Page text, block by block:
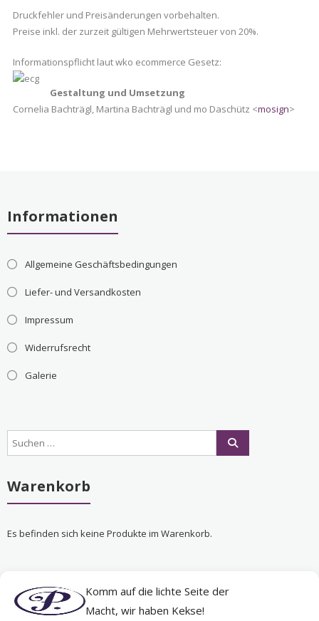
Komm auf die lichte Seite der
Macht, wir haben Kekse!
Druckfehler und Preisänderungen vorbehalten.
Preise inkl. der zurzeit gültigen Mehrwertsteuer von 20%.
Informationspflicht laut wko ecommerce Gesetz:
Gestaltung und Umsetzung
Cornelia Bachträgl, Martina Bachträgl und mo Daschütz <mosign>
Informationen
Allgemeine Geschäftsbedingungen
Liefer- und Versandkosten
Impressum
Widerrufsrecht
Galerie
Warenkorb
Es befinden sich keine Produkte im Warenkorb.
Nichts Passendes gefunden?